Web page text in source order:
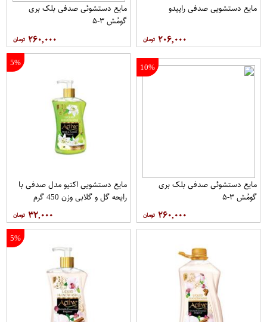
مایع دستشویی صدفی راپیدو
۲۰۶,۰۰۰
مایع دستشوئی صدفی بلک بری
گومُش ۳-۵
۲۶۰,۰۰۰
10%
مایع دستشوئی صدفی بلک بری
گومُش ۳-۵
۲۶۰,۰۰۰
5%
مایع دستشویی اکتیو مدل صدفی با
رایحه گل و گلابی وزن 450 گرم
۳۲,۰۰۰
5%